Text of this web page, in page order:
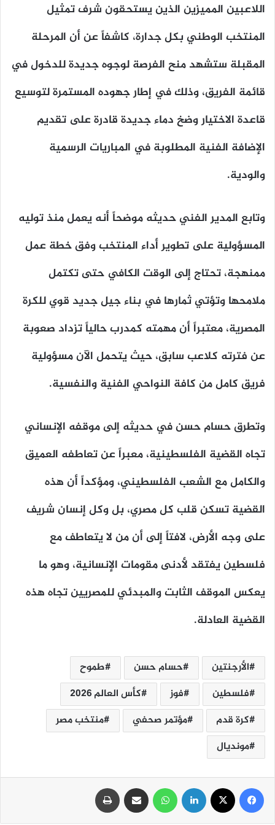
اللاعبين المميزين الذين يستحقون شرف تمثيل
المنتخب الوطني بكل جدارة، كاشفاً عن أن المرحلة
المقبلة ستشهد منح الفرصة لوجوه جديدة للدخول في
قائمة الفريق، وذلك في إطار جهوده المستمرة لتوسيع
قاعدة الاختيار وضخ دماء جديدة قادرة على تقديم
الإضافة الفنية المطلوبة في المباريات الرسمية
والودية.
وتابع المدير الفني حديثه موضحاً أنه يعمل منذ توليه
المسؤولية على تطوير أداء المنتخب وفق خطة عمل
ممنهجة، تحتاج إلى الوقت الكافي حتى تكتمل
ملامحها وتؤتي ثمارها في بناء جيل جديد قوي للكرة
المصرية، معتبراً أن مهمته كمدرب حالياً تزداد صعوبة
عن فترته كلاعب سابق، حيث يتحمل الآن مسؤولية
فريق كامل من كافة النواحي الفنية والنفسية.
وتطرق حسام حسن في حديثه إلى موقفه الإنساني
تجاه القضية الفلسطينية، معبراً عن تعاطفه العميق
والكامل مع الشعب الفلسطيني، ومؤكداً أن هذه
القضية تسكن قلب كل مصري، بل وكل إنسان شريف
على وجه الأرض، لافتاً إلى أن من لا يتعاطف مع
فلسطين يفتقد لأدنى مقومات الإنسانية، وهو ما
يعكس الموقف الثابت والمبدئي للمصريين تجاه هذه
القضية العادلة.
الأرجنتين حسام حسن
طموح
فلسطين
فوز
كأس العالم ٢٠٢٦
كرة قدم
مؤتمر صحفي
منتخب مصر
مونديال